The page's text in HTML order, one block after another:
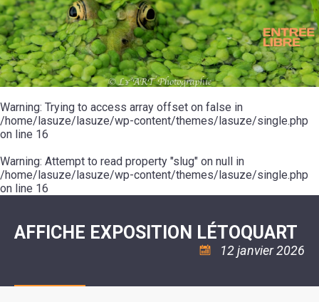
20ÈME
SIÈCLE
RÉUNIONS
DU
CONSEIL
MUNICIPAL
ARRÊTÉS
ET
DÉCISIONS
DU
MAIRE
MOT
DE
LA
MINORITÉ
LES
ÉCOLES
/
LE
COLLÈGE
ESPACE
JEUNES
11
18
:
ASSOCIATION
COULÉE
DOUCE
ENVIRONNEMENT
L'EAU
ET
L'ASSAINISSEMENT
LA
RÉSIDENCE
AUTONOMIE
LE
CCAS
LA
POLICE
SÉCURITÉ
/
RISQUES
MAJEURS
DE
MUSIQUE
L'ÉCOLE
COMMUNAUTAIRE
DE
DANSE
LA
PISCINE
ASSOCIATIONS
VOIE
VERTE
VISITES
ET
DÉCOUVERTES
LES
RANDONNÉES
LE
POUR
CAMPING-
CARS
TENTES
CARAVANES
LA
HALTE
FLUVIALE
SUZE
Warning: Trying to access array offset on false in
/home/lasuze/lasuze/wp-content/themes/lasuze/single.php
on line 16
Warning: Attempt to read property "slug" on null in
/home/lasuze/lasuze/wp-content/themes/lasuze/single.php
on line 16
AFFICHE EXPOSITION LÉTOQUART
12 janvier 2026